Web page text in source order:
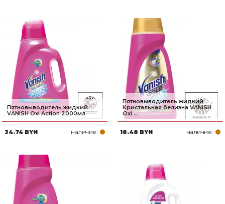
Пятновыводитель жидкий
VANISH Oxi Action 2000мл
34.74 BYN наличие:
Пятновыводитель жидкий
Кристальная белизна VANISH
Oxi ...
18.48 BYN наличие: